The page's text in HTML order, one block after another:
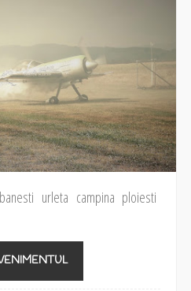
urleta campina ploiesti